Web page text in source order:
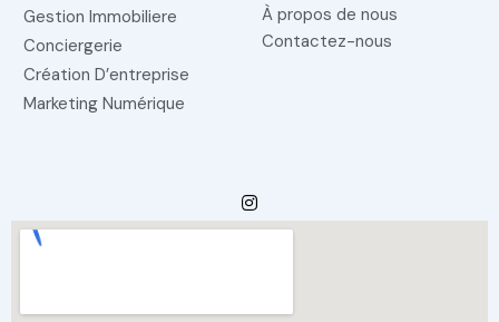
Gestion Immobiliere
Conciergerie
Création D’entreprise
Marketing Numérique
À propos de nous
Contactez-nous